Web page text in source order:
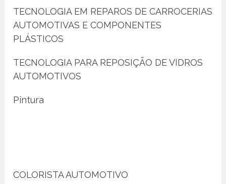
TECNOLOGIA EM REPAROS DE CARROCERIAS
AUTOMOTIVAS E COMPONENTES
PLÁSTICOS
TECNOLOGIA PARA REPOSIÇÃO DE VIDROS
AUTOMOTIVOS
Pintura
COLORISTA AUTOMOTIVO